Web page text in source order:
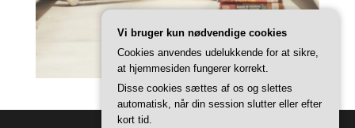
Vi bruger kun nødvendige cookies
Cookies anvendes udelukkende for at sikre,
at hjemmesiden fungerer korrekt.
Disse cookies sættes af os og slettes
automatisk, når din session slutter eller efter
kort tid.